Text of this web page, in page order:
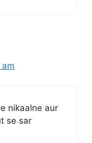
nikaalne aur
se sar